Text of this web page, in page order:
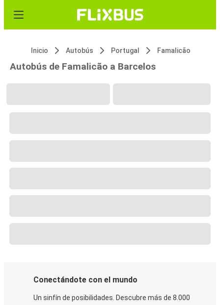
Inicio Autobús Portugal Famalicão
Autobús de Famalicão a Barcelos
Conectándote con el mundo
Un sinfín de posibilidades. Descubre más de 8.000